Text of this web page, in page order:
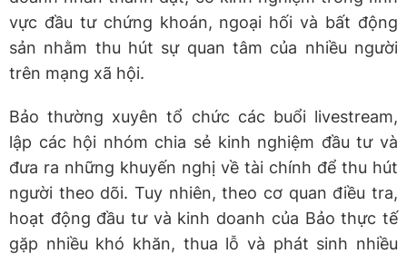
vực đầu tư chứng khoán, ngoại hối và bất động
sản nhằm thu hút sự quan tâm của nhiều người
trên mạng xã hội.
Bảo thường xuyên tổ chức các buổi livestream,
lập các hội nhóm chia sẻ kinh nghiệm đầu tư và
đưa ra những khuyến nghị về tài chính để thu hút
người theo dõi. Tuy nhiên, theo cơ quan điều tra,
hoạt động đầu tư và kinh doanh của Bảo thực tế
gặp nhiều khó khăn, thua lỗ và phát sinh nhiều